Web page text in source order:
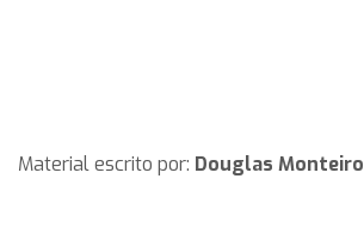
Material escrito por: Douglas Monteiro